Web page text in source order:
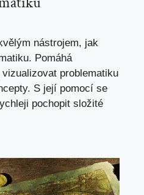
nástrojem, jak
Pomáhá
problematiku
S její pomocí se
pochopit složité